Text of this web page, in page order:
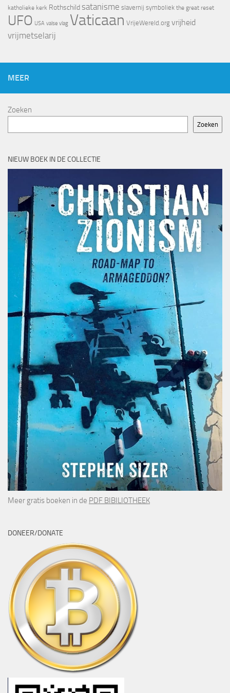
katholieke kerk Rothschild satanisme slavernij symboliek the great reset
UFO USA valse vlag Vaticaan VrijeWereld.org vrijheid
vrijmetselarij
MEER
Zoeken
Zoeken
NIEUW BOEK IN DE COLLECTIE
Meer gratis boeken in de PDF BIBILIOTHEEK
DONEER/DONATE